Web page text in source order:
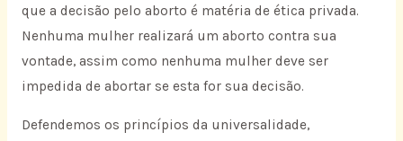
que a decisão pelo aborto é matéria de ética privada.
Nenhuma mulher realizará um aborto contra sua
vontade, assim como nenhuma mulher deve ser
impedida de abortar se esta for sua decisão.
Defendemos os princípios da universalidade,